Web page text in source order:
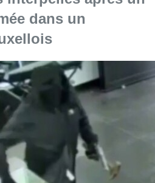
dans un